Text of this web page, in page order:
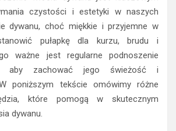
czystości i estetyki w naszych
dywanu, choć miękkie i przyjemne w
pułapkę dla kurzu, brudu i
ważne jest regularne podnoszenie
aby zachować jego świeżość i
poniższym tekście omówimy różne
które pomogą w skutecznym
dywanu.